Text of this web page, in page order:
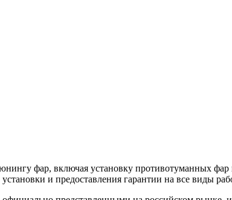
фар, включая установку противотуманных
и предоставления гарантии на все виды